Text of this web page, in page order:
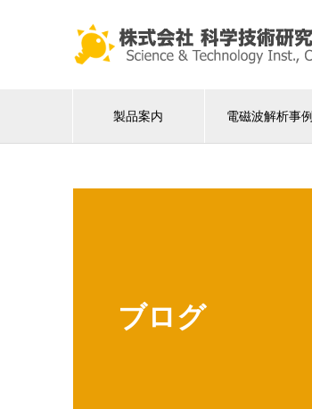
製品案内 電磁波解析事例
ブログ